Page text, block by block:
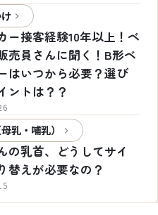
ー接客経験10年以上！ベ
売員さんに聞く！B形ベ
はいつから必要？選び
ントは？？
乳・哺乳）
の乳首、どうしてサイ
替えが必要なの？